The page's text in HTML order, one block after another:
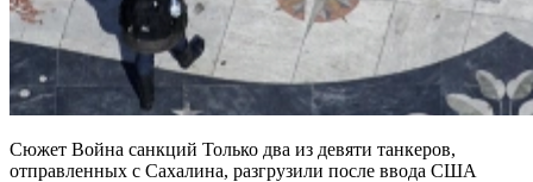
Сюжет Война санкций Только два из девяти танкеров,
отправленных с Сахалина, разгрузили после ввода США